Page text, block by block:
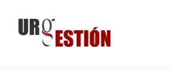
contenido
Certificados
Gestiones